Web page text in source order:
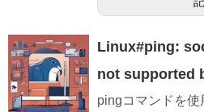
Linux#ping:
not supported
pingコマンドを